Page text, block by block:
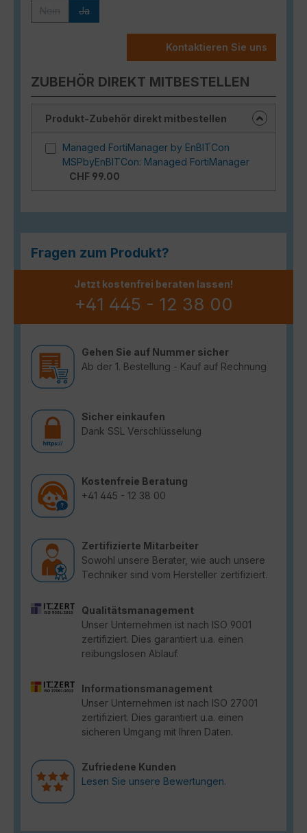
Ja
Kontaktieren Sie uns
ZUBEHÖR DIREKT MITBESTELLEN
Produkt-Zubehör direkt mitbestellen
Managed FortiManager by EnBITCon
MSPbyEnBITCon: Managed FortiManager
CHF 99.00
Fragen zum Produkt?
Jetzt kostenfrei beraten lassen!
+41 445 - 12 38 00
Gehen Sie auf Nummer sicher
Ab der 1. Bestellung - Kauf auf Rechnung
Sicher einkaufen
Dank SSL Verschlüsselung
Kostenfreie Beratung
+41 445 - 12 38 00
Zertifizierte Mitarbeiter
Sowohl unsere Berater, wie auch unsere
Techniker sind vom Hersteller zertifiziert.
Qualitätsmanagement
Unser Unternehmen ist nach ISO 9001
zertifiziert. Dies garantiert u.a. einen
reibungslosen Ablauf.
Informationsmanagement
Unser Unternehmen ist nach ISO 27001
zertifiziert. Dies garantiert u.a. einen
sicheren Umgang mit Ihren Daten.
Zufriedene Kunden
Lesen Sie unsere Bewertungen.